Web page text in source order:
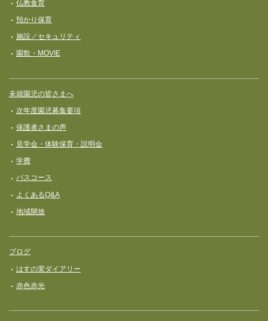
仏教食育
預かり保育
施設／セキュリティ
園歌・MOVIE
未就園児の皆さまへ
次年度園児募集要項
保護者さまの声
見学会・体験保育・説明会
学費
バスコース
よくあるQ&A
地域開放
ブログ
はすの実ダイアリー
赤色赤光